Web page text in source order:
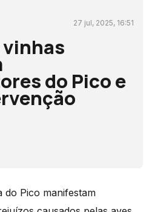
27 jul, 2025, 16:51
vinhas
do Pico e
do Pico manifestam